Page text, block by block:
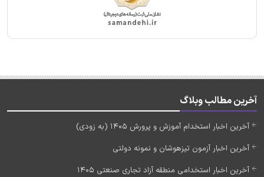
آخرین مطالب وبلاگ
آخرین اخبار استخدام آموزش و پرورش 1405 (به زودی)
آخرین اخبار آزمون تیزهوشان و نمونه دولتی
آخرین اخبار استخدامی منطقه آزاد تجاری صنعتی 1405